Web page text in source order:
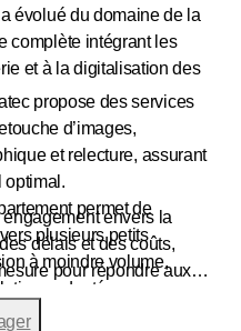
évolué du domaine de la
complète intégrant les
et à la digitalisation des
propose des services
d’images,
et relecture, assurant
optimal.
permet de
plusieurs petits
à moindre volume,
adaptées aux
des clients.
envers la
délais et des coûts,
pour répondre aux
clients.